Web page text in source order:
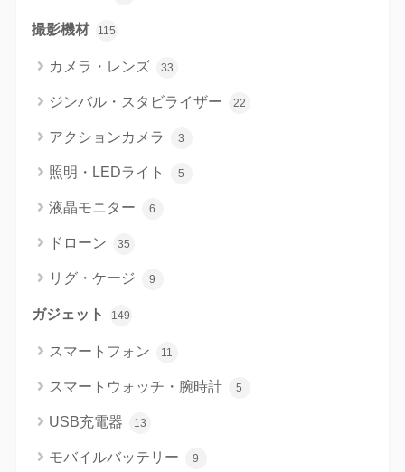
撮影機材 115
カメラ・レンズ 33
ジンバル・スタビライザー 22
アクションカメラ 3
照明・LEDライト 5
液晶モニター 6
ドローン 35
リグ・ケージ 9
ガジェット 149
スマートフォン 11
スマートウォッチ・腕時計 5
USB充電器 13
モバイルバッテリー 9